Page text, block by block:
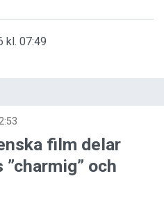
kl. 07:49
film delar
och